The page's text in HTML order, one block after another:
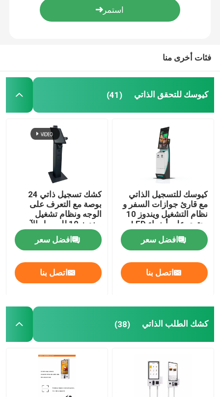
فئات أخرى منا
كيوسك للتحقق الذاتي (41)
كيوسك للتسجيل الذاتي
مع قارئ جوازات السفر و
نظام التشغيل ويندوز 10
يحتوي على أضواء LED
مخصصة لإدارة الزوار
المحسنةافضل سعر
اتصل بنا
كشك تسجيل ذاتي 24
بوصة مع التعرف على
الوجه ونظام تشغيل
ويندوز 10 للوصول الآمن
افضل سعر
اتصل بنا
كشك الطلب الذاتي (38)